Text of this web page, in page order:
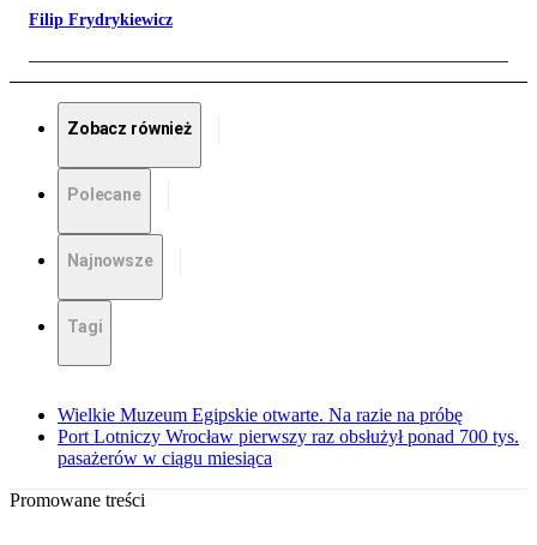
Filip Frydrykiewicz
Zobacz również
Polecane
Najnowsze
Tagi
Wielkie Muzeum Egipskie otwarte. Na razie na próbę
Port Lotniczy Wrocław pierwszy raz obsłużył ponad 700 tys.
pasażerów w ciągu miesiąca
Promowane treści